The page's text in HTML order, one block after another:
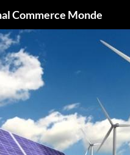
Commerce Monde